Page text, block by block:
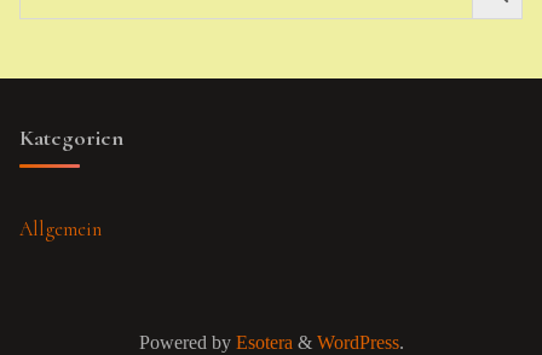
Kategorien
Allgemein
Powered byEsotera& WordPress.